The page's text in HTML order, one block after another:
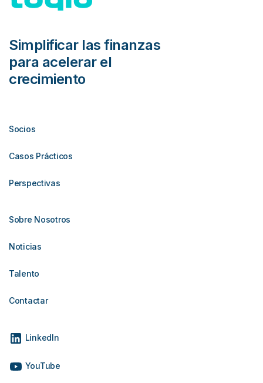
Simplificar las finanzas
para acelerar el
crecimiento
Socios
Casos Prácticos
Perspectivas
Sobre Nosotros
Noticias
Talento
Contactar
LinkedIn
YouTube